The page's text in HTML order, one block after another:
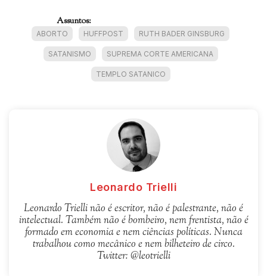
Assuntos:
ABORTO HUFFPOST RUTH BADER GINSBURG
SATANISMO SUPREMA CORTE AMERICANA
TEMPLO SATANICO
Leonardo Trielli
Leonardo Trielli não é escritor, não é palestrante, não é
intelectual. Também não é bombeiro, nem frentista, não é
formado em economia e nem ciências políticas. Nunca
trabalhou como mecânico e nem bilheteiro de circo.
Twitter: @leotrielli